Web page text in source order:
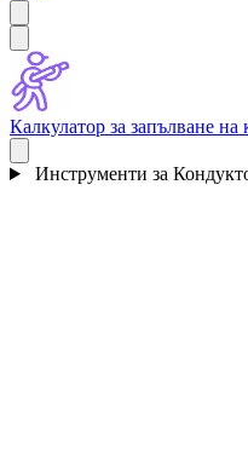
Калкулатор за запълване на
Инструменти за